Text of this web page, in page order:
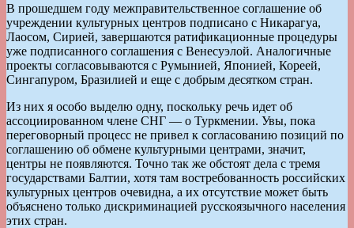
В прошедшем году межправительственное соглашение об
учреждении культурных центров подписано с Никарагуа,
Лаосом, Сирией, завершаются ратификационные процедуры
уже подписанного соглашения с Венесуэлой. Аналогичные
проекты согласовываются с Румынией, Японией, Кореей,
Сингапуром, Бразилией и еще с добрым десятком стран.
Из них я особо выделю одну, поскольку речь идет об
ассоциированном члене СНГ — о Туркмении. Увы, пока
переговорный процесс не привел к согласованию позиций по
соглашению об обмене культурными центрами, значит,
центры не появляются. Точно так же обстоят дела с тремя
государствами Балтии, хотя там востребованность российских
культурных центров очевидна, а их отсутствие может быть
объяснено только дискриминацией русскоязычного населения
этих стран.